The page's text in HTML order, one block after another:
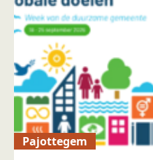
Pajottegem